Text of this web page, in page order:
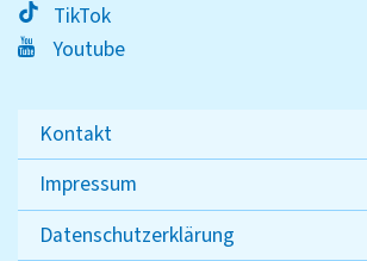
TikTok
Youtube
Kontakt
Impressum
Datenschutzerklärung